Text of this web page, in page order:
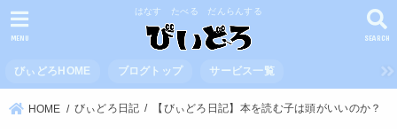
はなす たべる だんらんする
SEARCH
MENU
びぃどろHOME ブログトップ サービス一覧
HOME びぃどろ日記 【びぃどろ日記】本を読む子は頭がいいのか？